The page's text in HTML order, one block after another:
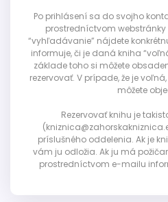
Po prihlásení sa do svojho
prostredníctvom webstránky
“vyhľadávanie” nájdete
informuje, či je daná kniha
základe toho si môžete
rezervovať. V prípade, že je
môžete
Rezervovať knihu je
príslušného oddelenia. Ak je
vám ju odložia. Ak ju má
prostredníctvom e-mailu